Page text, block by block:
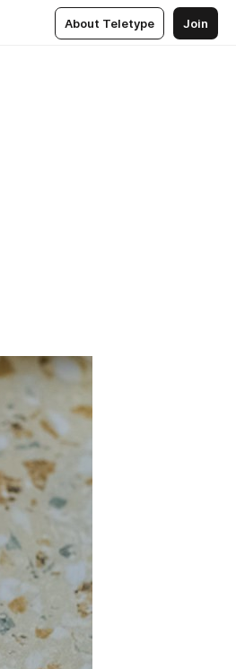
About Teletype Join